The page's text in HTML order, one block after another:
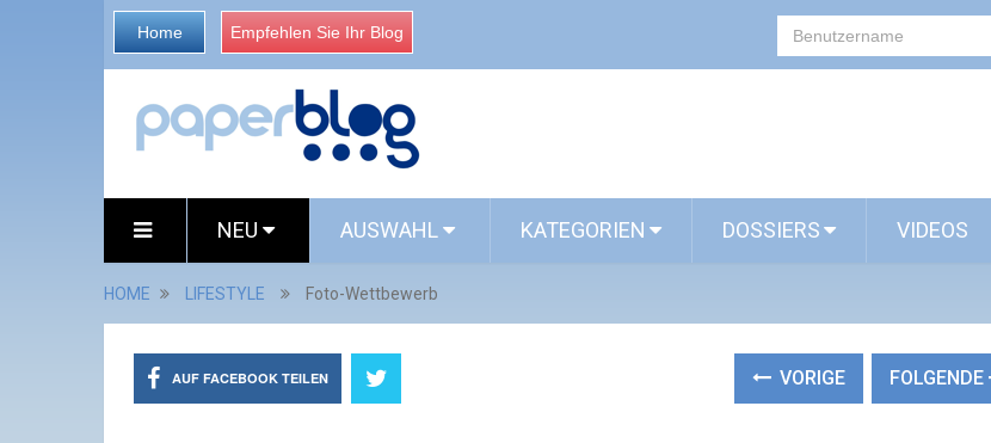
Home Empfehlen Sie Ihr Blog
NEU AUSWAHL KATEGORIEN DOSSIERS VIDEOS
HOME LIFESTYLE Foto-Wettbewerb
AUF FACEBOOK TEILEN VORIGE FOLGENDE